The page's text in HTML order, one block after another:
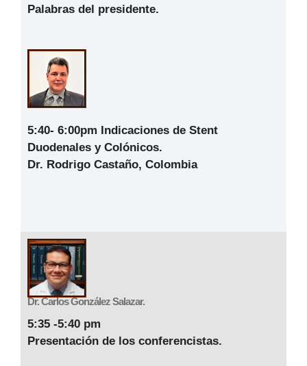
Palabras del presidente.
5:40- 6:00pm Indicaciones de Stent
Duodenales y Colónicos.
Dr. Rodrigo Castaño, Colombia
Dr. Carlos González Salazar.
5:35 -5:40 pm
Presentación de los conferencistas.